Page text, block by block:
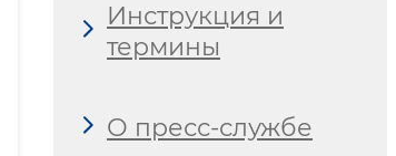
Инструкция и
термины
О пресс-службе